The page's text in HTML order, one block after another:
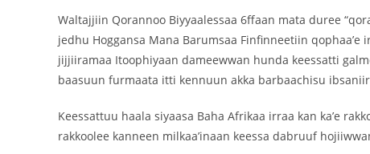
Waltajjiin Qorannoo Biyyaalessaa 6ffaan mata duree
jedhu Hoggansa Mana Barumsaa Finfinneetiin
jijjiiramaa Itoophiyaan dameewwan hunda keessatti
baasuun furmaata itti kennuun akka barbaachisu
Keessattuu haala siyaasa Baha Afrikaa irraa kan ka’e
rakkoolee kanneen milkaa’inaan keessa dabruuf